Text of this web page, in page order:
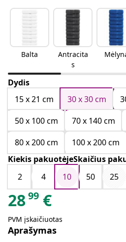
Balta
Antracita
s
Dydis
15 x 21 cm
30 x 30 cm
50 x 100 cm
70 x 140 cm
80 x 200 cm
100 x 200 cm
Kiekis pakuotėjeSkaičius
2
4 10 50 25
2899 €
PVM įskaičiuotas
Aprašymas